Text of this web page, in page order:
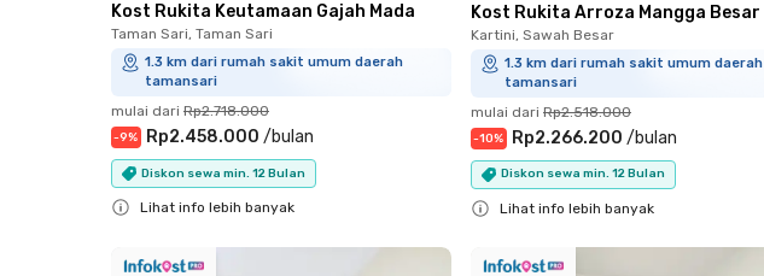
Kost Rukita Keutamaan Gajah Mada
Taman Sari, Taman Sari
1.3 km dari rumah sakit umum daerah
tamansari
mulai dari Rp2.718.000
-9% Rp2.458.000 /bulan
Diskon sewa min. 12 Bulan
Lihat info lebih banyak
Kost Rukita Arroza Mangga Besar
Kartini, Sawah Besar
1.3 km dari rumah sakit umum daerah
tamansari
mulai dari Rp2.518.000
-10% Rp2.266.200 /bulan
Diskon sewa min. 12 Bulan
Lihat info lebih banyak